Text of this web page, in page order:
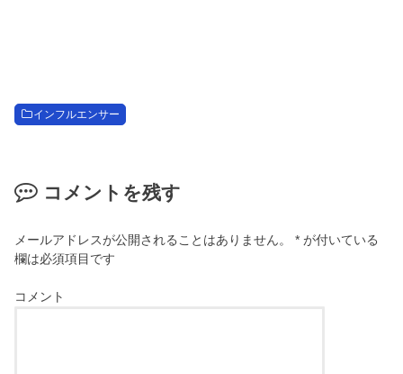
インフルエンサー
コメントを残す
メールアドレスが公開されることはありません。 * が付いている
欄は必須項目です
コメント